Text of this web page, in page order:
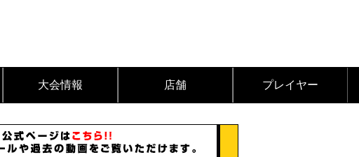
大会情報 店舗 プレイヤー